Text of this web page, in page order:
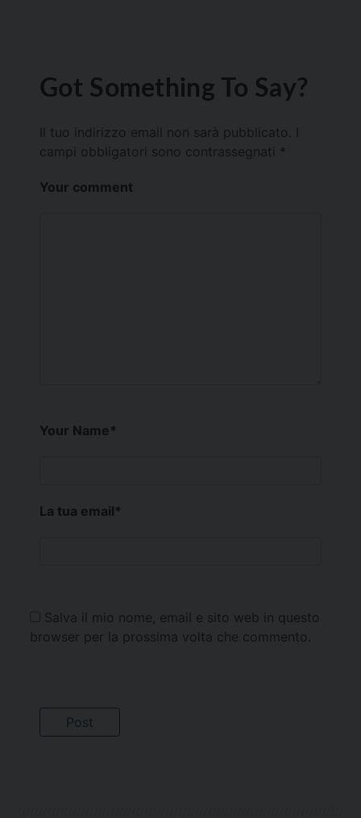
Got Something To Say?
Il tuo indirizzo email non sarà pubblicato.
campi obbligatori sono contrassegnati *
Your comment
Your Name*
La tua email*
Salva il mio nome, email e sito web in questo
browser per la prossima volta che commento.